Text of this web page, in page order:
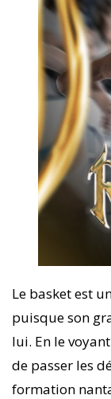
Le basket est
puisque son
lui. En le
de passer les
formation